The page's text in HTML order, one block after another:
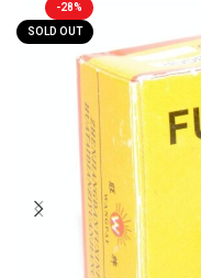
-28%
SOLD OUT